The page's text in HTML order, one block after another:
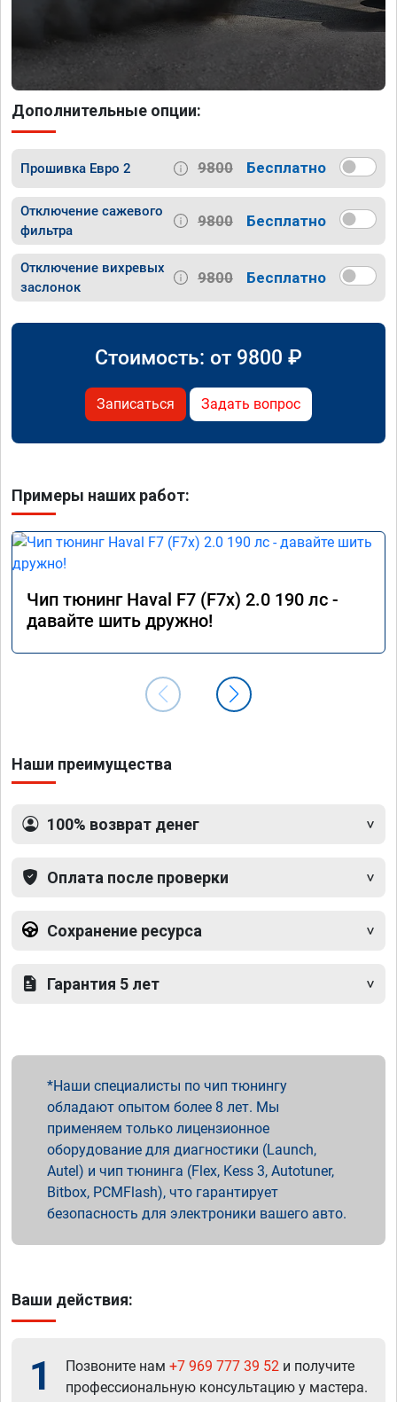
Дополнительные опции:
Прошивка Евро 2 9800 Бесплатно
Отключение сажевого
фильтра
9800 Бесплатно
Отключение вихревых
заслонок
9800 Бесплатно
Стоимость: от 9800 ₽
Записаться Задать вопрос
Примеры наших работ:
Чип тюнинг Haval F7 (F7x) 2.0 190 лс -
давайте шить дружно!
Наши преимущества
100% возврат денег
Оплата после проверки
Сохранение ресурса
Гарантия 5 лет
Наши специалисты по чип тюнингу
обладают опытом более 8 лет. Мы
применяем только лицензионное
оборудование для диагностики (Launch,
Autel) и чип тюнинга (Flex, Kess 3, Autotuner,
Bitbox, PCMFlash), что гарантирует
безопасность для электроники вашего авто.
Ваши действия:
1 Позвоните нам +7 969 777 39 52 и получите
профессиональную консультацию у мастера.